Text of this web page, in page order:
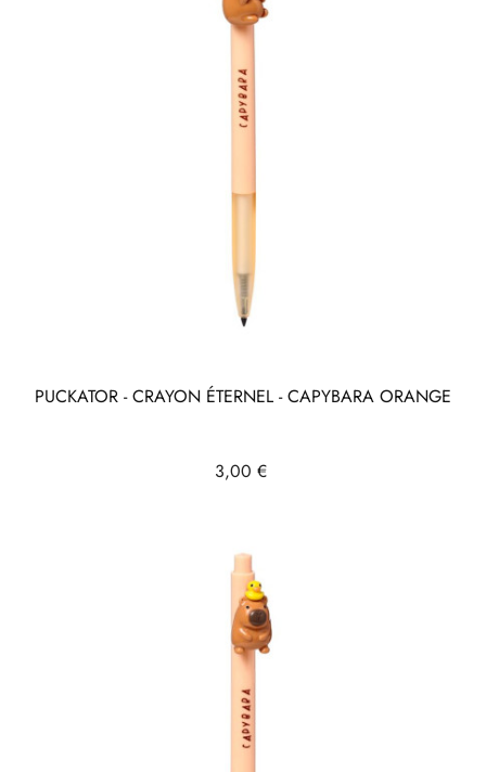
PUCKATOR - CRAYON ÉTERNEL - CAPYBARA ORANGE
Prix
3,00 €